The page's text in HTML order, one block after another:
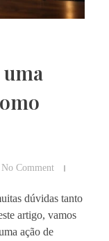
No Comment
dúvidas tanto
artigo, vamos
ação de